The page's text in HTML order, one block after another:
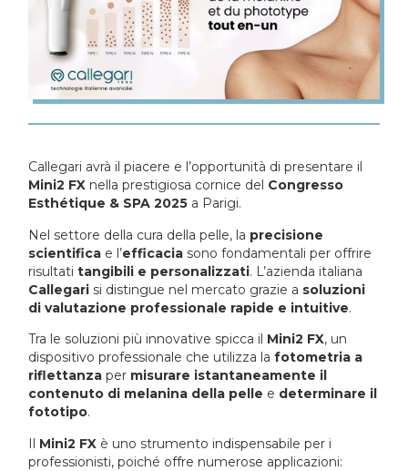
Callegari avrà il piacere e l’opportunità di presentare il
Mini2 FX nella prestigiosa cornice del Congresso
Esthétique & SPA 2025 a Parigi.
Nel settore della cura della pelle, la precisione
scientifica e l’efficacia sono fondamentali per offrire
risultatitangibili e personalizzati. L’azienda italiana
Callegari si distingue nel mercato grazie a soluzioni
di valutazione professionale rapide e intuitive.
Tra le soluzioni più innovative spicca il Mini2 FX, un
dispositivo professionale che utilizza lafotometria a
riflettanza per misurare istantaneamente il
contenuto di melanina della pelle e determinare il
fototipo.
Il Mini2 FX è uno strumento indispensabile per i
professionisti, poiché offre numerose applicazioni: